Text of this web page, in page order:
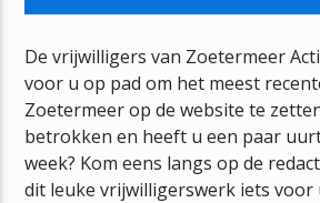
ZONNEBANK
RAY & BEER
De vrijwilligers van Zoetermeer
voor u op pad om het meest
Zoetermeer op de website te
betrokken en heeft u een paar
week? Kom eens langs op de
dit leuke vrijwilligerswerk iets voor